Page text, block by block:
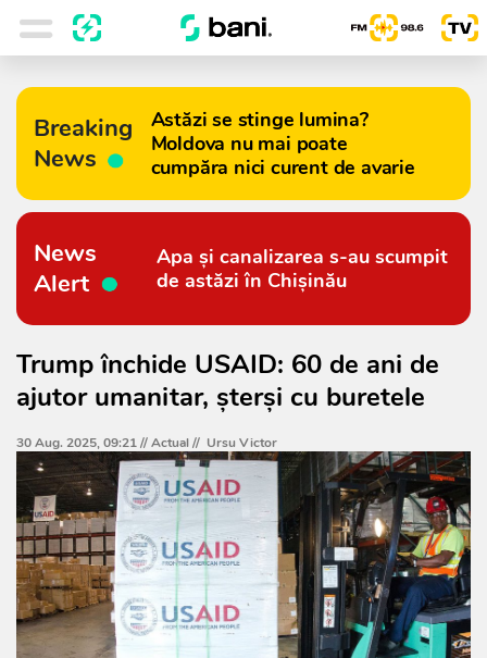
Breaking
News
Astăzi se stinge lumina?
Moldova nu mai poate
cumpăra nici curent de avarie
News
Alert
Apa și canalizarea s-au scumpit
de astăzi în Chișinău
Trump închide USAID: 60 de ani de
ajutor umanitar, șterși cu buretele
30 Aug. 2025, 09:21 //Actual// Ursu Victor